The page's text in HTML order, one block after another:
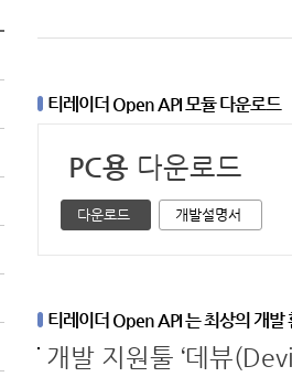
티레이더 Open API 모듈 다운로드
PC용 다운로드
다운로드 개발설명서
티레이더 Open API 는 최상의 개발
개발 지원툴 ‘데뷰